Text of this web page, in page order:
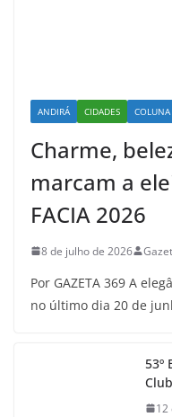
ANDIRÁ CIDADES
Charme,
marcam a
FACIA 2026
8 de julho de 2026
Por GAZETA 369 A
no último dia 20 de
53º
12